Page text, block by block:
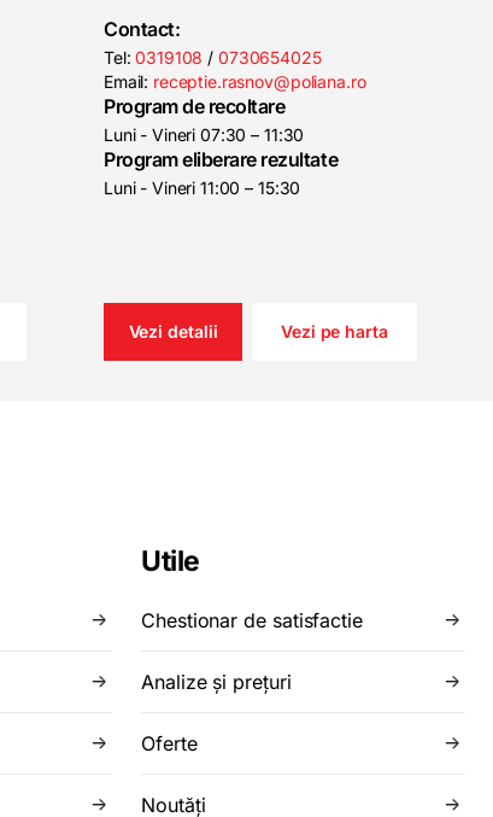
Contact:
Tel:0319108 / 0730654025
Email: receptie.rasnov@poliana.ro
Program de recoltare
Luni - Vineri 07:30 – 11:30
Program eliberare rezultate
Luni - Vineri 11:00 – 15:30
Vezi detalii Vezi pe harta
Utile
Chestionar de satisfactie
Analize şi preţuri
Oferte
Noutăţi